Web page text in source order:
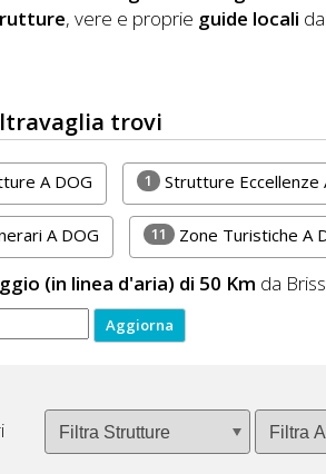
, vere e proprie guide locali
trovi
A DOG 1 Strutture Eccellenze
A DOG 11 Zone Turistiche A
(in linea d'aria) di 50 Km da